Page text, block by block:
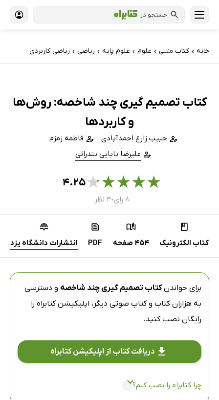
جستجو در
خانه › کتاب‌ متنی › علوم › علوم پایه › ریاضی › ریاضی کاربردی
کتاب تصمیم گیری چند شاخصه: روش‌ها
و کاربردها
حبیب زارع احمدآبادی
فاطمه زمزم
علیرضا بابایی بندراتی
★
★
★
★
★۴.۲۵
۸ رای ● ۴ نظر
کتاب الکترونیک 454 صفحه PDF انتشارات دانشگاه یزد
برای خواندنکتاب تصمیم گیری چند شاخصه و دسترسی
به هزاران کتاب و کتاب صوتی دیگر، اپلیکیشن کتابراه را
رایگان نصب کنید.
دریافت کتاب از اپلیکیشن کتابراه
چرا کتابراه را نصب کنم؟